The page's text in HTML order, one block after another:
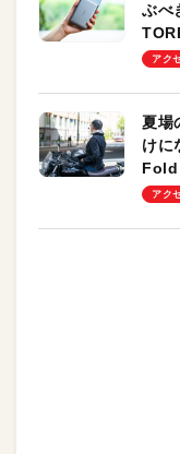
ぶべ
ーも
アク
夏場
けに
Fold
却プ
アク